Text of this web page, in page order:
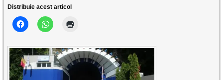
Distribuie acest articol